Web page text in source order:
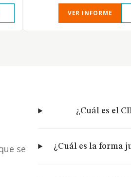
VER INFORME
se
¿Cuál es el
¿Cuál es la forma